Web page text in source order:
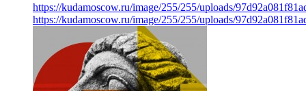
https://kudamoscow.ru/image/255/255/uploads/
https://kudamoscow.ru/image/255/255/uploads/